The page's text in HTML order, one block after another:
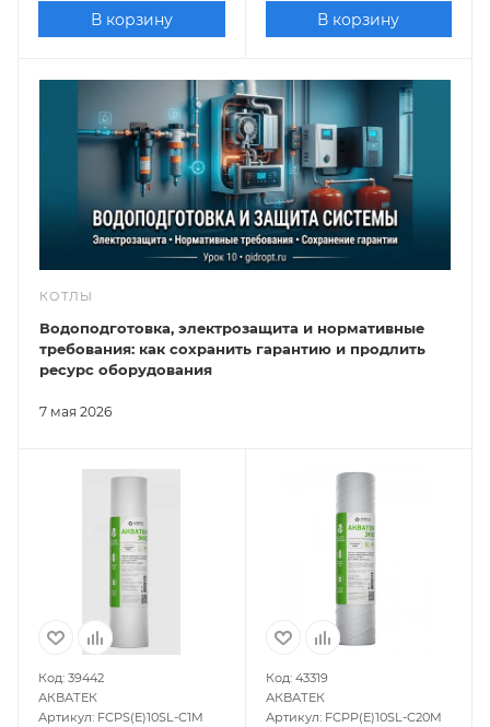
В корзину В корзину
КОТЛЫ
7 мая 2026
Водоподготовка, электрозащита и нормативные
требования: как сохранить гарантию и продлить
ресурс оборудования
Код: 39442
АКВАТЕК
Артикул: FCPS(E)10SL-C1M
Код: 43319
АКВАТЕК
Артикул: FCPP(E)10SL-C20M